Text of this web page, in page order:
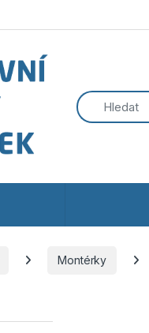
Montérky